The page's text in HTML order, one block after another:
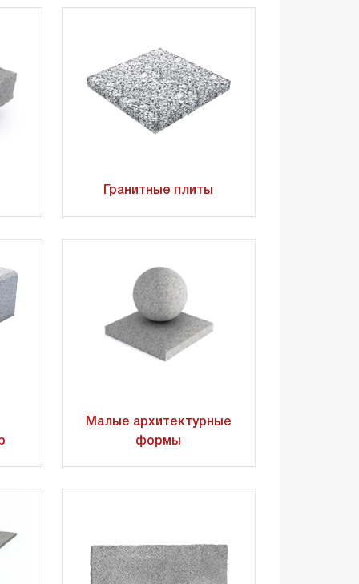
Гранитные плиты
Малые архитектурные
формы